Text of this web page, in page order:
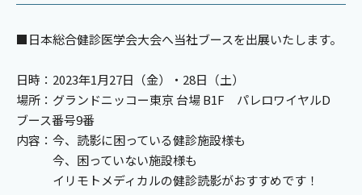
■日本総合健診医学会大会へ当社ブースを出展いたします。
日時：2023年1月27日（金）・28日（土）
場所：グランドニッコー東京 台場 B1F パレロワイヤルD
ブース番号9番
内容：今、読影に困っている健診施設様も
今、困っていない施設様も
イリモトメディカルの健診読影がおすすめです！